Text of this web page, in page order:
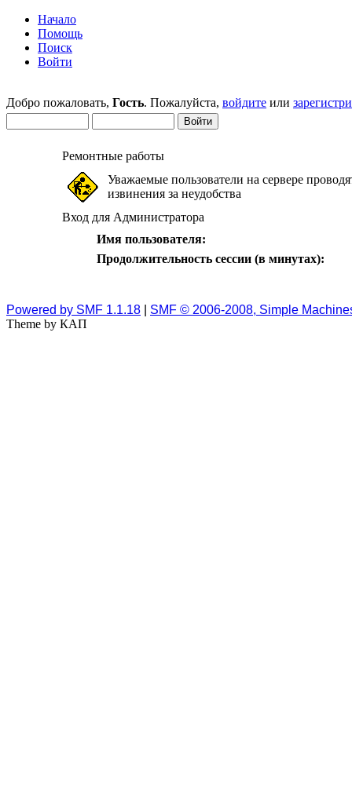
Начало
Помощь
Поиск
Войти
Добро пожаловать, Гость. Пожалуйста, войдите или
Ремонтные работы
Уважаемые пользователи на сервере
извинения за неудобства
Вход для Администратора
Имя пользователя:
Продолжительность сессии (в минутах):
Powered by SMF 1.1.18
SMF © 2006-2008, Simple
Theme by КАП